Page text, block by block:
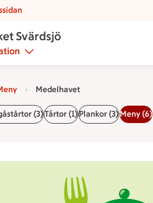
Supermarket Svärdsjö
Svärdsjö
Medelhavet
(3)Tårtor (1)Plankor (3)Meny (6)